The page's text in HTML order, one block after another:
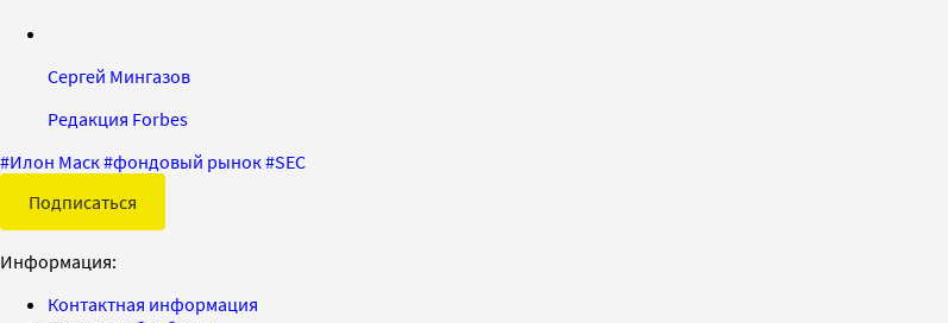
Сергей Мингазов
Редакция Forbes
#Илон Маск#фондовый рынок#SEC
Подписаться
Информация:
Контактная информация